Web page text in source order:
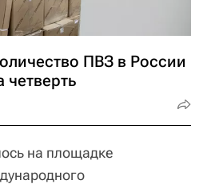
ПВЗ в России
четверть
на площадке